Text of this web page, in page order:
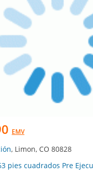
EMV
, Limon, CO 80828
pies cuadrados Pre